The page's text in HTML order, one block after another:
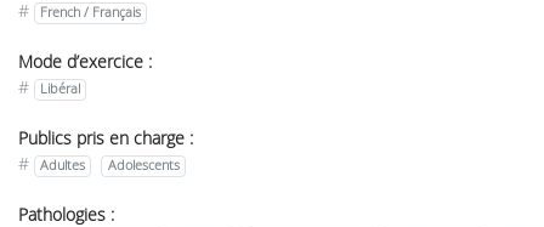
#
French / Français
Mode d’exercice :
#
Libéral
Publics pris en charge :
#
Adultes Adolescents
Pathologies :